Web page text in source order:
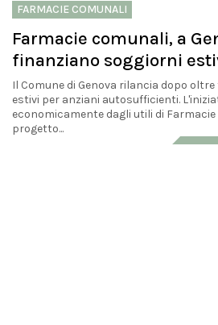
FARMACIE COMUNALI
Farmacie comunali, a
finanziano soggiorni
Il Comune di Genova rilancia dopo
estivi per anziani autosufficienti.
economicamente dagli utili di
progetto...